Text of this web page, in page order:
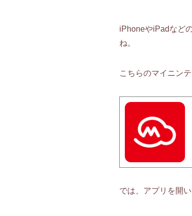
iPhoneやiPadなど
ね。
こちらのマイニン
では、アプリを開い